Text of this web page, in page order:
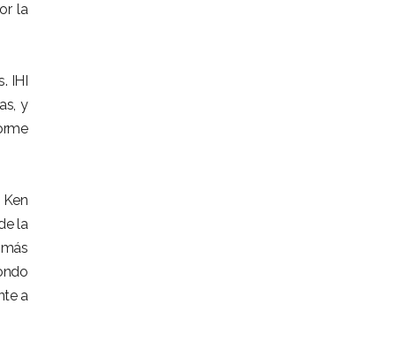
la
IHI
y
Ken
la
a